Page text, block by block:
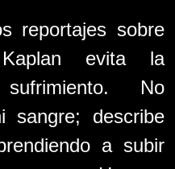
reportajes sobre
evita la
No
sangre; describe
a subir